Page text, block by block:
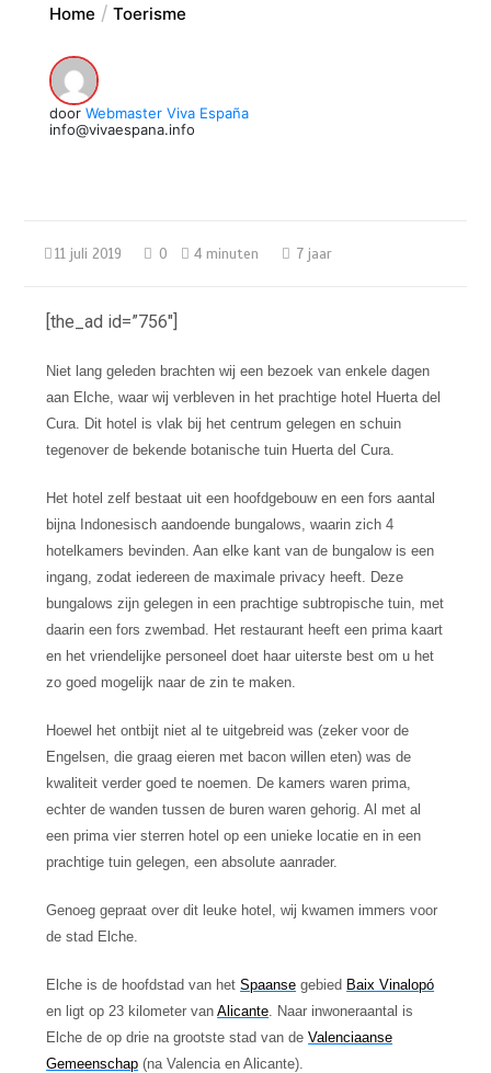
Home Toerisme
door Webmaster Viva España
info@vivaespana.info
11 juli 2019 0 4 minuten 7 jaar
[the_ad id=”756″]
Niet lang geleden brachten wij een bezoek van enkele dagen
aan Elche, waar wij verbleven in het prachtige hotel Huerta del
Cura. Dit hotel is vlak bij het centrum gelegen en schuin
tegenover de bekende botanische tuin Huerta del Cura.
Het hotel zelf bestaat uit een hoofdgebouw en een fors aantal
bijna Indonesisch aandoende bungalows, waarin zich 4
hotelkamers bevinden. Aan elke kant van de bungalow is een
ingang, zodat iedereen de maximale privacy heeft. Deze
bungalows zijn gelegen in een prachtige subtropische tuin, met
daarin een fors zwembad. Het restaurant heeft een prima kaart
en het vriendelijke personeel doet haar uiterste best om u het
zo goed mogelijk naar de zin te maken.
Hoewel het ontbijt niet al te uitgebreid was (zeker voor de
Engelsen, die graag eieren met bacon willen eten) was de
kwaliteit verder goed te noemen. De kamers waren prima,
echter de wanden tussen de buren waren gehorig. Al met al
een prima vier sterren hotel op een unieke locatie en in een
prachtige tuin gelegen, een absolute aanrader.
Genoeg gepraat over dit leuke hotel, wij kwamen immers voor
de stad Elche.
Elche is de hoofdstad van hetSpaanse gebied Baix Vinalopó
en ligt op 23 kilometer vanAlicante. Naar inwoneraantal is
Elche de op drie na grootste stad van deValenciaanse
Gemeenschap (na Valencia en Alicante).